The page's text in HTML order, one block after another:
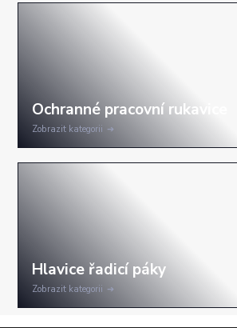
Zobrazit kategorii
Zobrazit kategorii